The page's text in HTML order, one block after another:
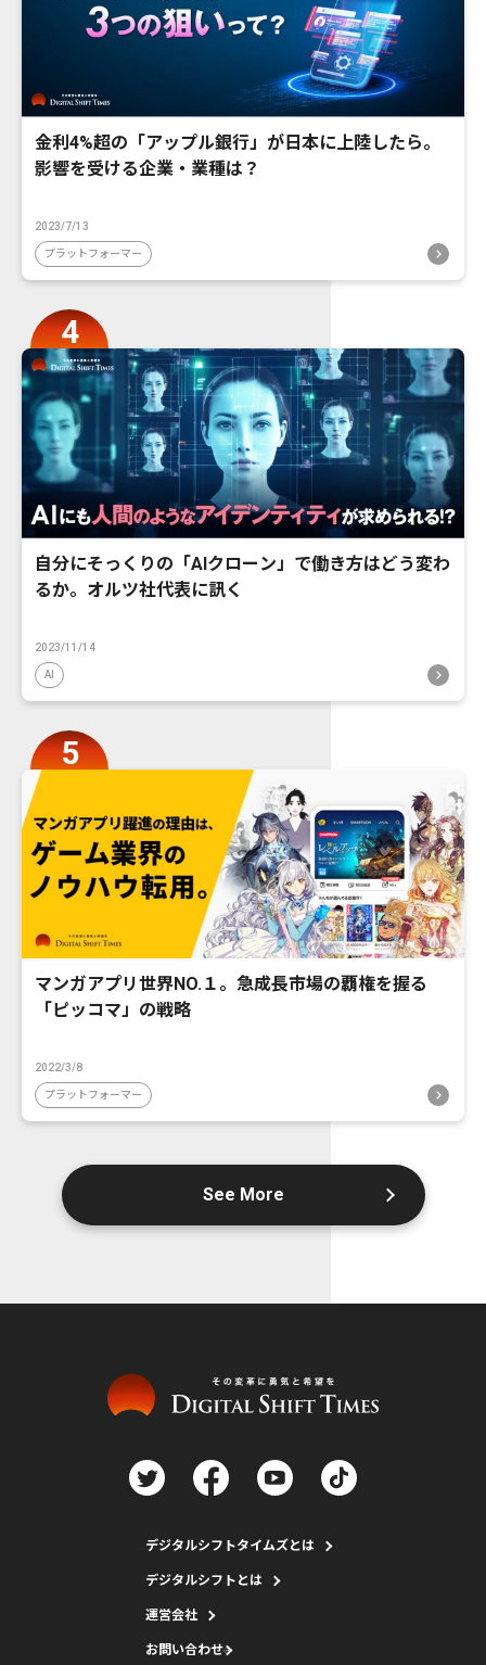
金利4%超の「アップル銀行」が日本に上陸したら。
影響を受ける企業・業種は？
2023/7/13
プラットフォーマー
自分にそっくりの「AIクローン」で働き方はどう変わ
るか。オルツ社代表に訊く
2023/11/14
AI
マンガアプリ世界NO.１。急成長市場の覇権を握る
「ピッコマ」の戦略
2022/3/8
プラットフォーマー
See More
デジタルシフトタイムズとは
デジタルシフトとは
運営会社
お問い合わせ